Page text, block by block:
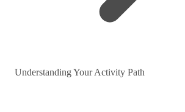
Understanding Your Activity Path